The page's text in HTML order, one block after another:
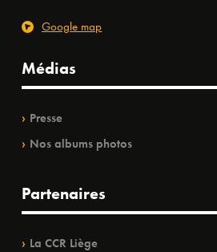
Google map
Médias
Presse
Nos albums photos
Partenaires
La CCR Liège